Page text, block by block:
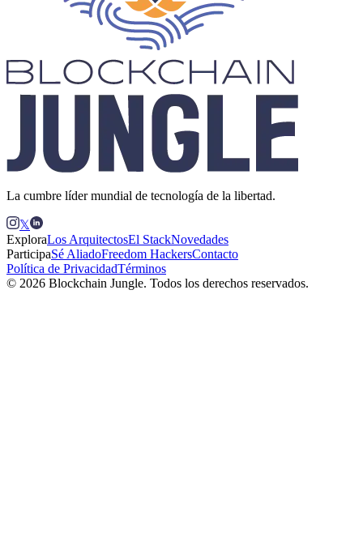
La cumbre líder mundial de tecnología de la libertad.
𝕏
ExploraLos ArquitectosEl StackNovedades
ParticipaSé AliadoFreedom HackersContacto
Política de PrivacidadTérminos
© 2026 Blockchain Jungle. Todos los derechos reservados.